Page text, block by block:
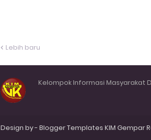
Lebih baru
Kelompok Informasi Masyarakat
Design by - Blogger Templates KIM Gempar